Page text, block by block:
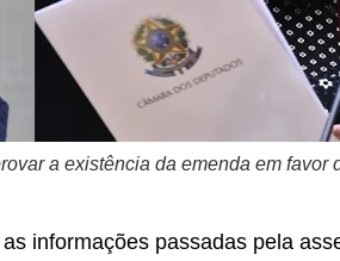
a existência da emenda em favor
informações passadas pela